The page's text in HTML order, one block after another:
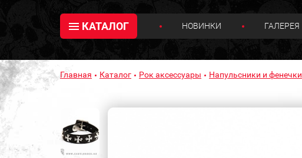
КАТАЛОГ НОВИНКИ ГАЛЕРЕЯ
Главная Каталог Рок аксессуары Напульсники и фенечки